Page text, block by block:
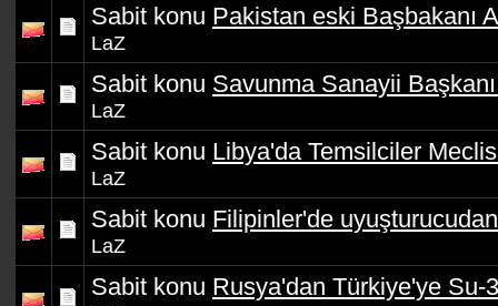
Sabit konu Pakistan eski Başbakanı
LaZ
Sabit konu Savunma Sanayii
LaZ
Sabit konu Libya'da Temsilciler
LaZ
Sabit konu Filipinler'de
LaZ
Sabit konu Rusya'dan Türkiye'ye Su-